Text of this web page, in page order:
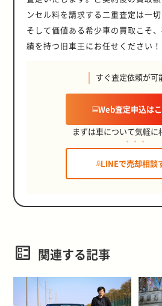
ンセル料を請求する二重査定は一
そして価値ある希少車の買取こそ
績を持つ旧車王にお任せください！
すぐ査定依頼が可
Web査定申込は
まずは車について気軽に
LINEで売却相談
関連する記事